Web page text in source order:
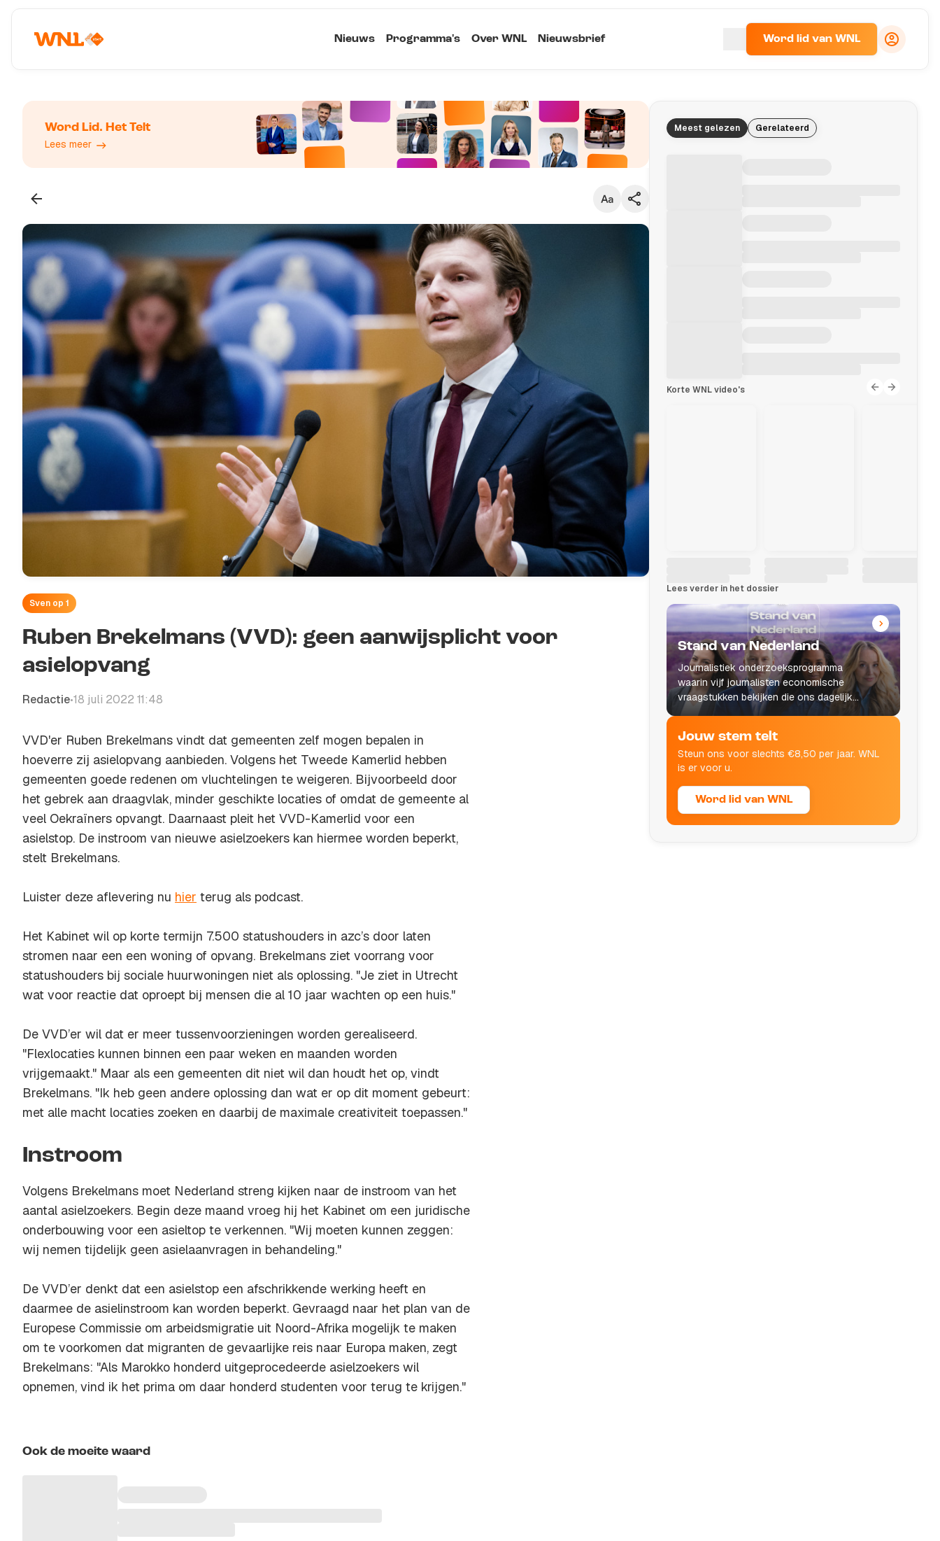
Nieuws Programma's Over WNL Nieuwsbrief Word lid van WNL
Word Lid. Het Telt
Lees meer
Sven op 1
Ruben Brekelmans (VVD): geen aanwijsplicht voor
asielopvang
Redactie•18 juli 2022 11:48
VVD'er Ruben Brekelmans vindt dat gemeenten zelf mogen bepalen in
hoeverre zij asielopvang aanbieden. Volgens het Tweede Kamerlid hebben
gemeenten goede redenen om vluchtelingen te weigeren. Bijvoorbeeld door
het gebrek aan draagvlak, minder geschikte locaties of omdat de gemeente al
veel Oekraïners opvangt. Daarnaast pleit het VVD-Kamerlid voor een
asielstop. De instroom van nieuwe asielzoekers kan hiermee worden beperkt,
stelt Brekelmans.
Luister deze aflevering nu hier terug als podcast.
Het Kabinet wil op korte termijn 7.500 statushouders in azc’s door laten
stromen naar een een woning of opvang. Brekelmans ziet voorrang voor
statushouders bij sociale huurwoningen niet als oplossing. "Je ziet in Utrecht
wat voor reactie dat oproept bij mensen die al 10 jaar wachten op een huis."
De VVD’er wil dat er meer tussenvoorzieningen worden gerealiseerd.
"Flexlocaties kunnen binnen een paar weken en maanden worden
vrijgemaakt." Maar als een gemeenten dit niet wil dan houdt het op, vindt
Brekelmans. "Ik heb geen andere oplossing dan wat er op dit moment gebeurt:
met alle macht locaties zoeken en daarbij de maximale creativiteit toepassen."
Instroom
Volgens Brekelmans moet Nederland streng kijken naar de instroom van het
aantal asielzoekers. Begin deze maand vroeg hij het Kabinet om een juridische
onderbouwing voor een asieltop te verkennen. "Wij moeten kunnen zeggen:
wij nemen tijdelijk geen asielaanvragen in behandeling."
De VVD’er denkt dat een asielstop een afschrikkende werking heeft en
daarmee de asielinstroom kan worden beperkt. Gevraagd naar het plan van de
Europese Commissie om arbeidsmigratie uit Noord-Afrika mogelijk te maken
om te voorkomen dat migranten de gevaarlijke reis naar Europa maken, zegt
Brekelmans: "Als Marokko honderd uitgeprocedeerde asielzoekers wil
opnemen, vind ik het prima om daar honderd studenten voor terug te krijgen."
Ook de moeite waard
Meest gelezen Gerelateerd
Korte WNL video's
Lees verder in het dossier
Stand van Nederland
Journalistiek onderzoeksprogramma
waarin vijf journalisten economische
vraagstukken bekijken die ons dagelijks
leven raken.
Jouw stem telt
Steun ons voor slechts €8,50 per jaar. WNL
is er voor u.
Word lid van WNL